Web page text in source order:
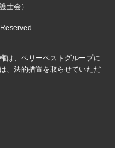
士会）
は、ベリーベストグループに
、法的措置を取らせていただ